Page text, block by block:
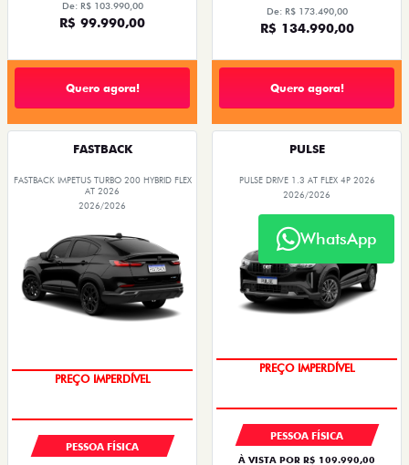
De: R$ 103.990,00
R$ 99.990,00
Quero agora!
De: R$ 173.490,00
R$ 134.990,00
Quero agora!
FASTBACK
FASTBACK IMPETUS TURBO 200 HYBRID FLEX
AT 2026
2026/2026
PESSOA FÍSICA
PULSE
PULSE DRIVE 1.3 AT FLEX 4P 2026
2026/2026
BARATO DO BRASIL
PESSOA FÍSICA
À VISTA POR R$ 109.990,00
WhatsApp